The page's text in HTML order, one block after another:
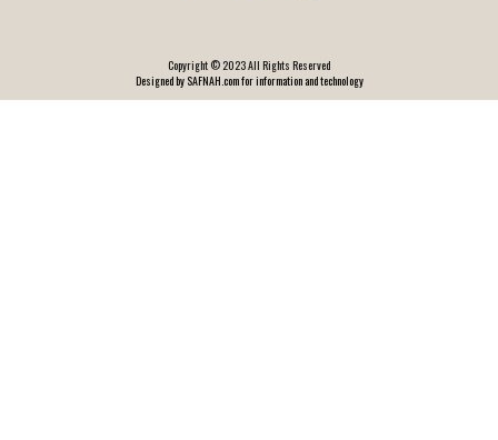
Copyright © 2023 All Rights Reserved
Designed by SAFNAH.com for information and technology